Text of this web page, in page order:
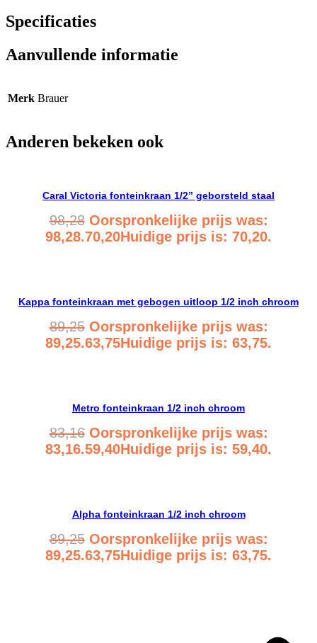
Specificaties
Aanvullende informatie
Merk Brauer
Anderen bekeken ook
Caral Victoria fonteinkraan 1/2” geborsteld staal
98,28 Oorspronkelijke prijs was:
98,28.70,20Huidige prijs is: 70,20.
Kappa fonteinkraan met gebogen uitloop 1/2 inch chroom
89,25 Oorspronkelijke prijs was:
89,25.63,75Huidige prijs is: 63,75.
Metro fonteinkraan 1/2 inch chroom
83,16 Oorspronkelijke prijs was:
83,16.59,40Huidige prijs is: 59,40.
Alpha fonteinkraan 1/2 inch chroom
89,25 Oorspronkelijke prijs was:
89,25.63,75Huidige prijs is: 63,75.